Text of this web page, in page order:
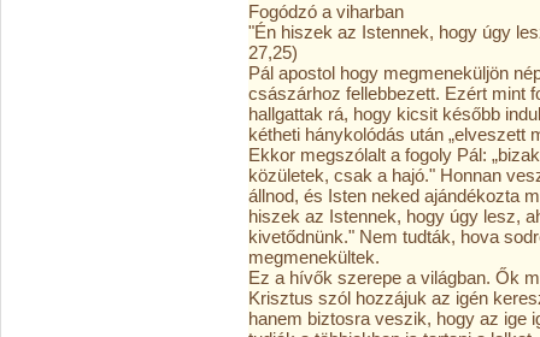
Fogódzó a viharban
"Én hiszek az Istennek, hogy úgy
27,25)
Pál apostol hogy megmeneküljön
császárhoz fellebbezett. Ezért mint
hallgattak rá, hogy kicsit később
kétheti hánykolódás után „elveszett
Ekkor megszólalt a fogoly Pál:
közületek, csak a hajó." Honnan
állnod, és Isten neked ajándékozta
hiszek az Istennek, hogy úgy lesz,
kivetődnünk." Nem tudták, hova
megmenekültek.
Ez a hívők szerepe a világban. Ők
Krisztus szól hozzájuk az igén
hanem biztosra veszik, hogy az ige